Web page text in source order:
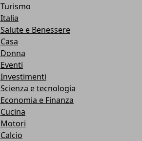
Turismo
Italia
Salute e Benessere
Casa
Donna
Eventi
Investimenti
Scienza e tecnologia
Economia e Finanza
Cucina
Motori
Calcio